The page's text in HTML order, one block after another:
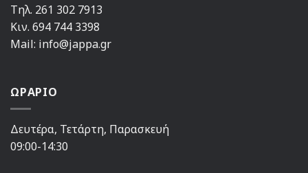
Τηλ. 261 302 7913
Κιν. 694 744 3398
Mail: info@jappa.gr
ΩΡΑΡΙΟ
Δευτέρα, Τετάρτη, Παρασκευή
09:00-14:30